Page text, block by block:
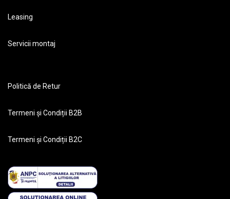
Leasing
Servicii montaj
Politică de Retur
Termeni și Condiții B2B
Termeni și Condiții B2C